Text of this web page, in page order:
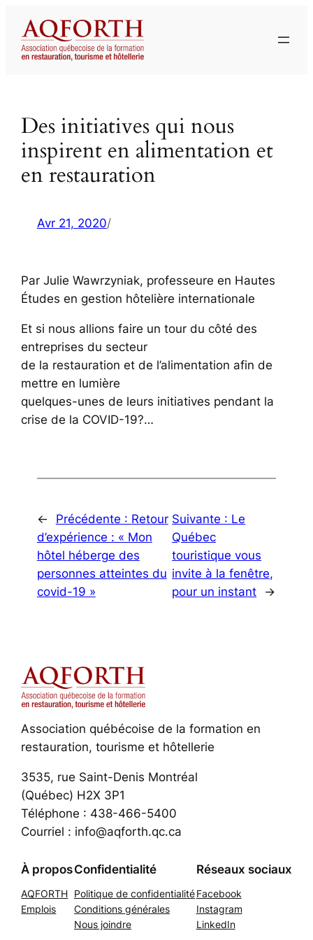
contenu
Des initiatives qui nous
inspirent en alimentation et
en restauration
Avr 21, 2020/
Par Julie Wawrzyniak, professeure en Hautes
Études en gestion hôtelière internationale
Et si nous allions faire un tour du côté des
entreprises du secteur
de la restauration et de l’alimentation afin de
mettre en lumière
quelques-unes de leurs initiatives pendant la
crise de la COVID-19?…
← Précédente : Retour
d’expérience : « Mon
hôtel héberge des
personnes atteintes du
covid-19 »
Suivante : Le
Québec
touristique vous
invite à la fenêtre,
pour un instant
→
Association québécoise de la formation en
restauration, tourisme et hôtellerie
3535, rue Saint-Denis Montréal
(Québec) H2X 3P1
Téléphone : 438-466-5400
Courriel : info@aqforth.qc.ca
À propos
AQFORTH
Emplois
Confidentialité
Politique de confidentialité
Conditions générales
Nous joindre
Réseaux sociaux
Facebook
Instagram
LinkedIn